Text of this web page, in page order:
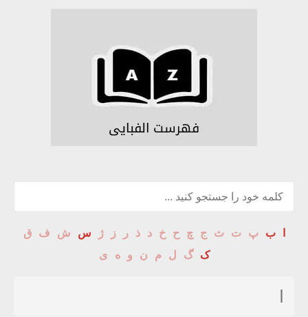
فهرست الفبایی
ب پ ت ث ج چ ح خ د ذ ر ز ژ س ش ف
ق
ک
گ ل م ن و ه ی